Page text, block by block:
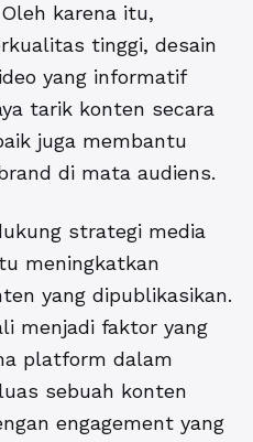
karena itu,
tinggi, desain
yang informatif
tarik konten secara
juga membantu
di mata audiens.
strategi media
meningkatkan
yang dipublikasikan.
menjadi faktor yang
platform dalam
sebuah konten
engagement yang